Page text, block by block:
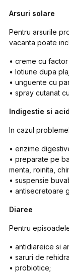
Arsuri solare
Pentru arsurile
vacanta poate
• creme cu
• lotiune dupa
• unguente cu
• spray cutanat
Indigestie si
In cazul
• enzime
• preparate pe
menta, roinita,
• suspensie
• antisecretoare
Diaree
Pentru
• antidiareice si
• saruri de
• probiotice;